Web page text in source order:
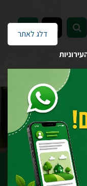
דלג לאתר EN
מחיר
ארכיון
הצעות ליישום החוק לטיפול